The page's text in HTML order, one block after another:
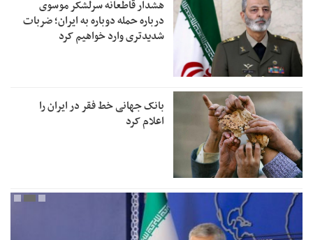
هشدار قاطعانه سرلشکر موسوی
درباره حمله دوباره به ایران؛ ضربات
شدیدتری وارد خواهیم کرد
بانک جهانی خط فقر در ایران را
اعلام کرد